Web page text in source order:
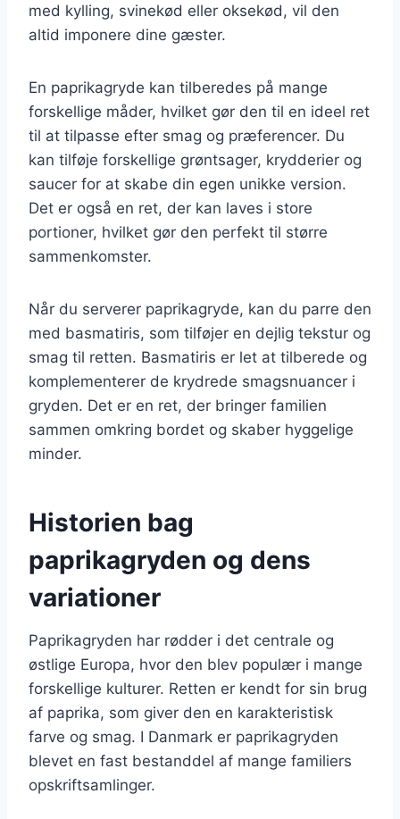
med kylling, svinekød eller oksekød, vil den
altid imponere dine gæster.
En paprikagryde kan tilberedes på mange
forskellige måder, hvilket gør den til en ideel ret
til at tilpasse efter smag og præferencer. Du
kan tilføje forskellige grøntsager, krydderier og
saucer for at skabe din egen unikke version.
Det er også en ret, der kan laves i store
portioner, hvilket gør den perfekt til større
sammenkomster.
Når du serverer paprikagryde, kan du parre den
med basmatiris, som tilføjer en dejlig tekstur og
smag til retten. Basmatiris er let at tilberede og
komplementerer de krydrede smagsnuancer i
gryden. Det er en ret, der bringer familien
sammen omkring bordet og skaber hyggelige
minder.
Historien bag
paprikagryden og dens
variationer
Paprikagryden har rødder i det centrale og
østlige Europa, hvor den blev populær i mange
forskellige kulturer. Retten er kendt for sin brug
af paprika, som giver den en karakteristisk
farve og smag. I Danmark er paprikagryden
blevet en fast bestanddel af mange familiers
opskriftsamlinger.